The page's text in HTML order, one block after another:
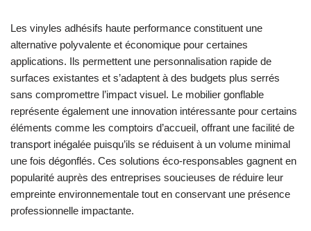
Les vinyles adhésifs haute performance constituent une
alternative polyvalente et économique pour certaines
applications. Ils permettent une personnalisation rapide de
surfaces existantes et s’adaptent à des budgets plus serrés
sans compromettre l’impact visuel. Le mobilier gonflable
représente également une innovation intéressante pour certains
éléments comme les comptoirs d’accueil, offrant une facilité de
transport inégalée puisqu’ils se réduisent à un volume minimal
une fois dégonflés. Ces solutions éco-responsables gagnent en
popularité auprès des entreprises soucieuses de réduire leur
empreinte environnementale tout en conservant une présence
professionnelle impactante.